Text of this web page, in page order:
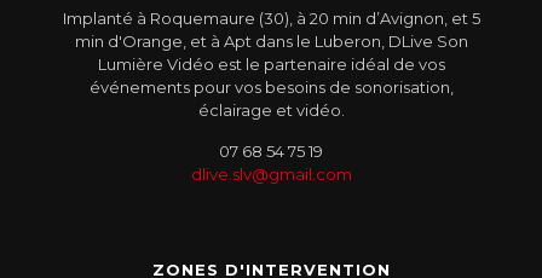
Implanté à Roquemaure (30), à 20 min d’Avignon, et 5
min d'Orange, et à Apt dans le Luberon, DLive Son
Lumière Vidéo est le partenaire idéal de vos
événements pour vos besoins de sonorisation,
éclairage et vidéo.
07 68 54 75 19
dlive.slv@gmail.com
ZONES D'INTERVENTION